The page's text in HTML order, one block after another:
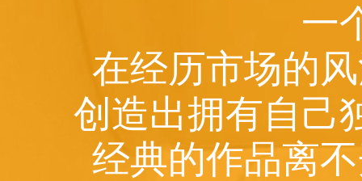
一
在经历市场的
创造出拥有自己
经典的作品离